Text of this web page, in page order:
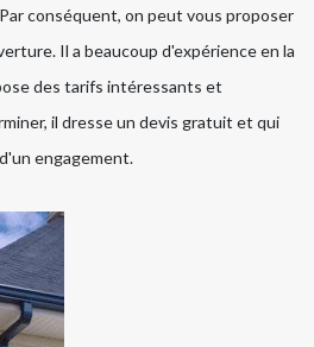
conséquent, on peut vous proposer
Il a beaucoup d'expérience en la
des tarifs intéressants et
il dresse un devis gratuit et qui
engagement.